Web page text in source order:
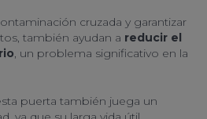
cruzada y garantizar
también ayudan a reducir el
, un problema significativo en la
puerta también juega un